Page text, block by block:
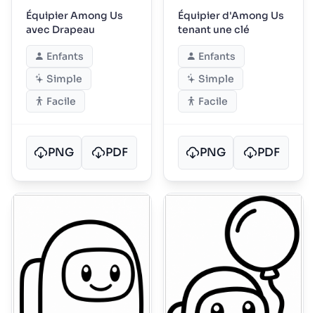
Équipier Among Us
avec Drapeau
Enfants
Simple
Facile
PNG PDF
Équipier d'Among Us
tenant une clé
Enfants
Simple
Facile
PNG PDF